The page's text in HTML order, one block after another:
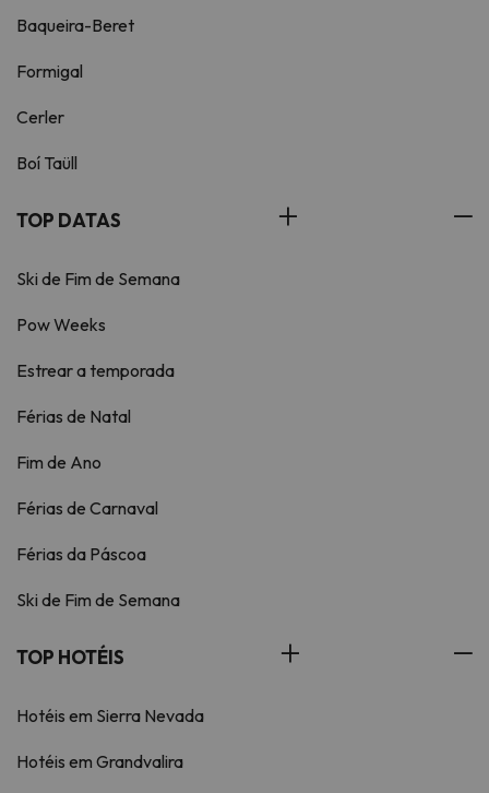
Baqueira-Beret
Formigal
Cerler
Boí Taüll
TOP DATAS
Ski de Fim de Semana
Pow Weeks
Estrear a temporada
Férias de Natal
Fim de Ano
Férias de Carnaval
Férias da Páscoa
Ski de Fim de Semana
TOP HOTÉIS
Hotéis em Sierra Nevada
Hotéis em Grandvalira